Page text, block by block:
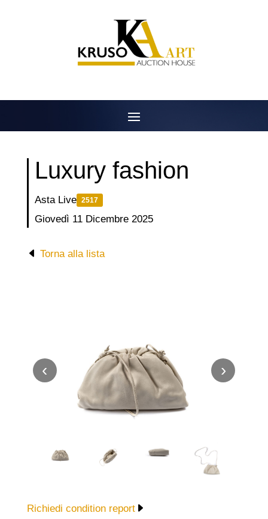
Luxury fashion
Asta Live 2517
Giovedì 11 Dicembre 2025
Torna alla lista
‹ ›
Richiedi condition report